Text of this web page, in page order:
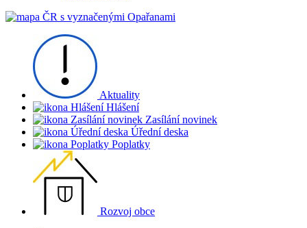
Aktuality
Hlášení
Zasílání novinek
Úřední deska
Poplatky
Rozvoj obce